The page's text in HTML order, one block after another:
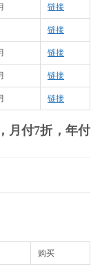
链接
链接
链接
链接
链接
月付7折，年付
购买